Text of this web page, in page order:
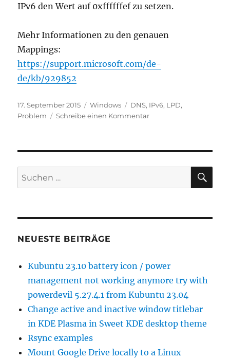
IPv6 den Wert auf 0xffffffef zu setzen.
Mehr Informationen zu den genauen
Mappings:
https://support.microsoft.com/de-
de/kb/929852
Veröffentlicht
am
17. September 2015 Kategorien
Windows Schlagwörter
DNS, IPv6, LPD,
Problem
Schreibe einen Kommentarzu
Suchen
nach:
NEUESTE BEITRÄGE
Kubuntu 23.10 battery icon / power
management not working anymore try with
powerdevil 5.27.4.1 from Kubuntu 23.04
Change active and inactive window titlebar
in KDE Plasma in Sweet KDE desktop theme
Rsync examples
Mount Google Drive locally to a Linux